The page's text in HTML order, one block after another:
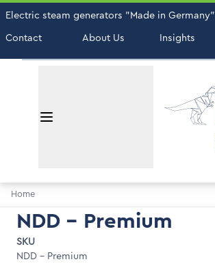
Electric steam generators "Made in Germany"
Contact
About Us Insights
Home
NDD - Premium
SKU
NDD - Premium